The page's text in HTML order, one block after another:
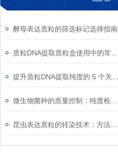
酵母表达质粒的筛选标记选择指南